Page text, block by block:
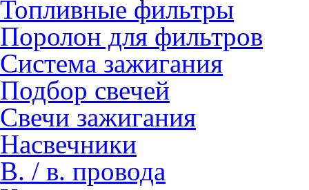
Топливные фильтры
Поролон для фильтров
Система зажигания
Подбор свечей
Свечи зажигания
Насвечники
В. / в. провода